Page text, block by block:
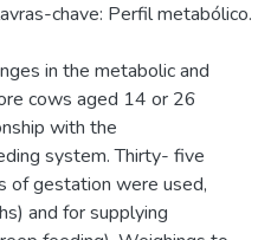
chave: Perfil metabólico.
in the metabolic and
cows aged 14 or 26
with the
system. Thirty- five
of gestation were used,
and for supplying